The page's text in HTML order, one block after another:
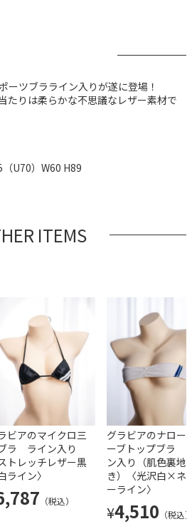
ーツブラライン入りが遂に登場！
たりは柔らかな不思議なレザー素材で
U70）W60 H89
ITEMS
ラ ライン
光沢白×ネ
シフォン ナローチューブ
ブラ〈ピンク〉
¥4,290 （税込）
ビアのマイクロ三
ラ ライン入り
トレッチレザー黒
ライン〉
（税込）
グラビアのナロー
ーブトップブラ
ン入り（肌色裏地
き）〈光沢白×ネ
ーライン〉
¥4,510 （税込